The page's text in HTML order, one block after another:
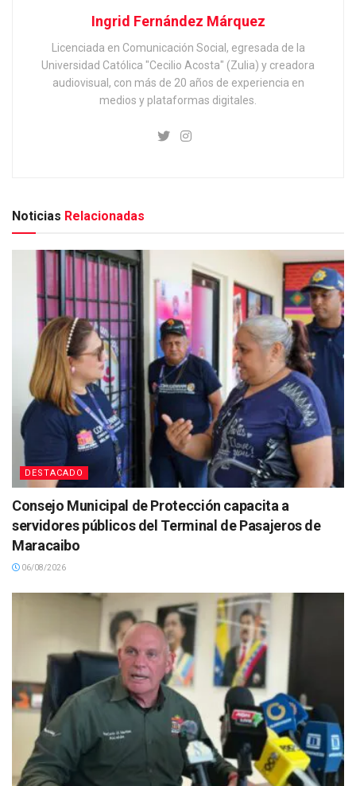
Ingrid Fernández Márquez
Licenciada en Comunicación Social, egresada de la
Universidad Católica "Cecilio Acosta" (Zulia) y creadora
audiovisual, con más de 20 años de experiencia en
medios y plataformas digitales.
Noticias Relacionadas
DESTACADO
Consejo Municipal de Protección capacita a
servidores públicos del Terminal de Pasajeros de
Maracaibo
06/08/2026